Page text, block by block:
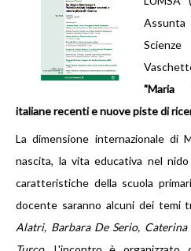
La Farm School
La Montessori High School
DOCUMENTI
LINK
"Maria
italiane recenti e nuove piste di
La dimensione internazionale di
nascita, la vita educativa nel
caratteristiche della scuola
docente saranno alcuni dei temi
Alatri, Barbara De Serio,